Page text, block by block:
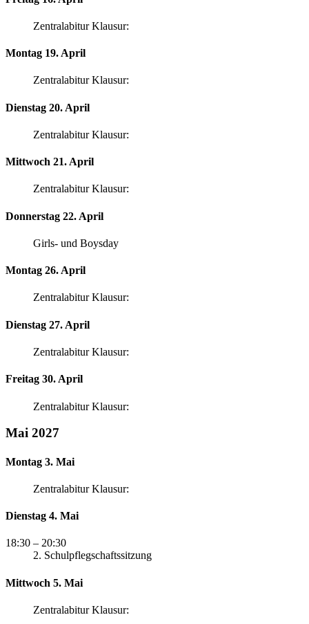
Zentralabitur Klausur:
Montag 19. April
Zentralabitur Klausur:
Dienstag 20. April
Zentralabitur Klausur:
Mittwoch 21. April
Zentralabitur Klausur:
Donnerstag 22. April
Girls- und Boysday
Montag 26. April
Zentralabitur Klausur:
Dienstag 27. April
Zentralabitur Klausur:
Freitag 30. April
Zentralabitur Klausur:
Mai 2027
Montag 3. Mai
Zentralabitur Klausur:
Dienstag 4. Mai
18:30 – 20:30
2. Schulpflegschaftssitzung
Mittwoch 5. Mai
Zentralabitur Klausur: